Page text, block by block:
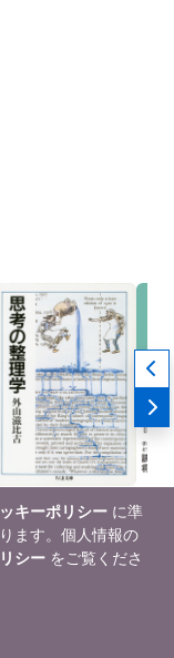
考の整理学
04/24
ジネス/マネー, 自己
親子
の？
キーポリシー に準
ます。個人情報の
シー をご覧くださ